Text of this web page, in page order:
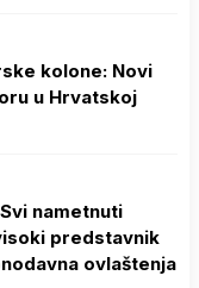
kolone: Novi
u Hrvatskoj
nametnuti
predstavnik
ovlaštenja